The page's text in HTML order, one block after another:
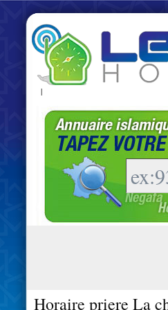
|
Horaire priere La